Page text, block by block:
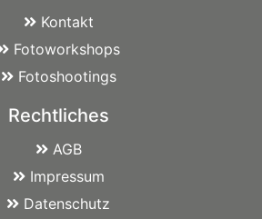
Kontakt
Fotoworkshops
Fotoshootings
Rechtliches
AGB
Impressum
Datenschutz